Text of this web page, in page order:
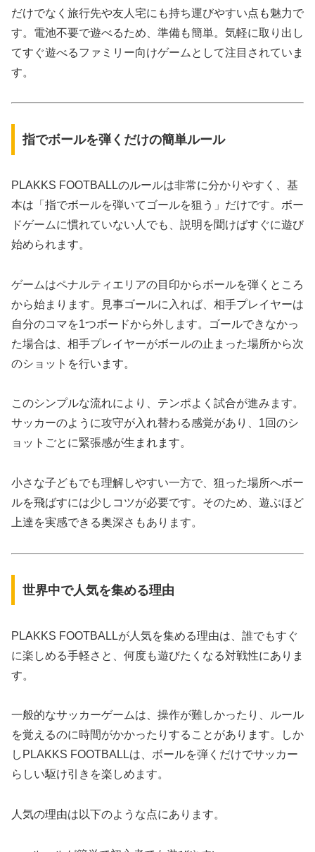
だけでなく旅行先や友人宅にも持ち運びやすい点も魅力で
す。電池不要で遊べるため、準備も簡単。気軽に取り出し
てすぐ遊べるファミリー向けゲームとして注目されていま
す。
指でボールを弾くだけの簡単ルール
PLAKKS FOOTBALLのルールは非常に分かりやすく、基
本は「指でボールを弾いてゴールを狙う」だけです。ボー
ドゲームに慣れていない人でも、説明を聞けばすぐに遊び
始められます。
ゲームはペナルティエリアの目印からボールを弾くところ
から始まります。見事ゴールに入れば、相手プレイヤーは
自分のコマを1つボードから外します。ゴールできなかっ
た場合は、相手プレイヤーがボールの止まった場所から次
のショットを行います。
このシンプルな流れにより、テンポよく試合が進みます。
サッカーのように攻守が入れ替わる感覚があり、1回のシ
ョットごとに緊張感が生まれます。
小さな子どもでも理解しやすい一方で、狙った場所へボー
ルを飛ばすには少しコツが必要です。そのため、遊ぶほど
上達を実感できる奥深さもあります。
世界中で人気を集める理由
PLAKKS FOOTBALLが人気を集める理由は、誰でもすぐ
に楽しめる手軽さと、何度も遊びたくなる対戦性にありま
す。
一般的なサッカーゲームは、操作が難しかったり、ルール
を覚えるのに時間がかかったりすることがあります。しか
しPLAKKS FOOTBALLは、ボールを弾くだけでサッカー
らしい駆け引きを楽しめます。
人気の理由は以下のような点にあります。